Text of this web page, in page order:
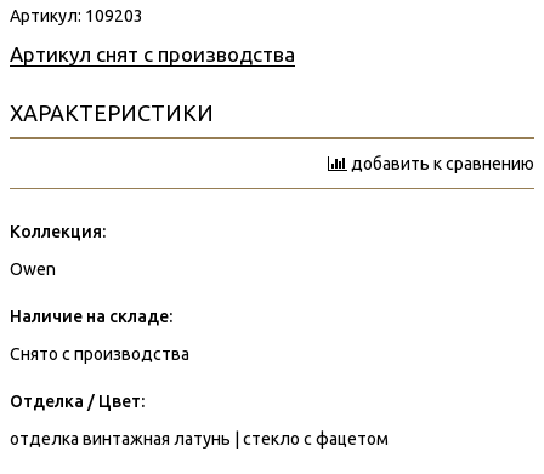
Артикул: 109203
Артикул снят с производства
ХАРАКТЕРИСТИКИ
добавить к сравнению
Коллекция:
Owen
Наличие на складе:
Снято с производства
Отделка / Цвет:
отделка винтажная латунь | стекло с фацетом